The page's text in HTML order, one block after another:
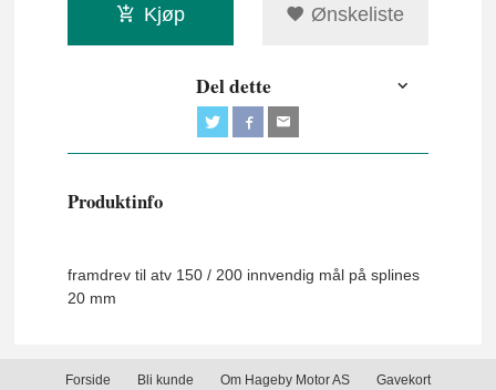
Kjøp Ønskeliste
Del dette
Produktinfo
framdrev til atv 150 / 200 innvendig mål på splines
20 mm
Forside Bli kunde Om Hageby Motor AS Gavekort